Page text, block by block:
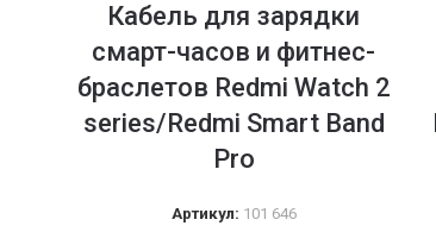
Кабель для зарядки
смарт-часов и фитнес-
браслетов Redmi Watch 2
series/Redmi Smart Band
Pro
Артикул: 101 646